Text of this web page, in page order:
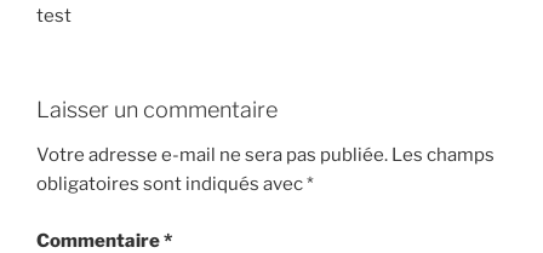
test
Laisser un commentaire
Votre adresse e-mail ne sera pas publiée. Les champs
obligatoires sont indiqués avec*
Commentaire*